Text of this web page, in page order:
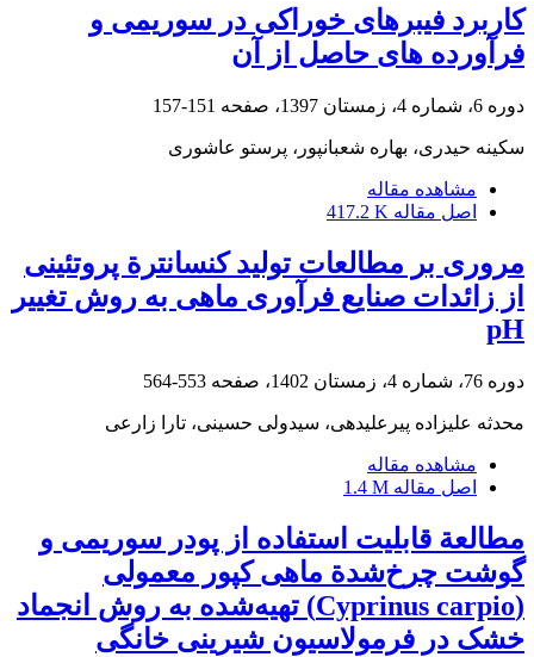
کاربرد فیبرهای خوراکی در سوریمی و
فرآورده های حاصل از آن
دوره 6، شماره 4، زمستان 1397، صفحه 151-157
سکینه حیدری، بهاره شعبانپور، پرستو عاشوری
مشاهده مقاله
اصل مقاله 417.2 K
مروری بر مطالعات تولید کنسانترة پروتئینی
از زائدات صنایع فرآوری ماهی به روش تغییر
pH
دوره 76، شماره 4، زمستان 1402، صفحه 553-564
محدثه علیزاده پیرعلیدهی، سیدولی حسینی، تارا زارعی
مشاهده مقاله
اصل مقاله 1.4 M
مطالعة قابلیت استفاده از پودر سوریمی و
گوشت چرخ‌شدة ماهی کپور معمولی
(Cyprinus carpio) تهیه‌شده به روش انجماد
خشک در فرمولاسیون شیرینی خانگی